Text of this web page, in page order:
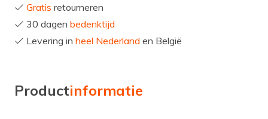
Gratis retourneren
30 dagen bedenktijd
Levering in heel Nederland en België
Productinformatie